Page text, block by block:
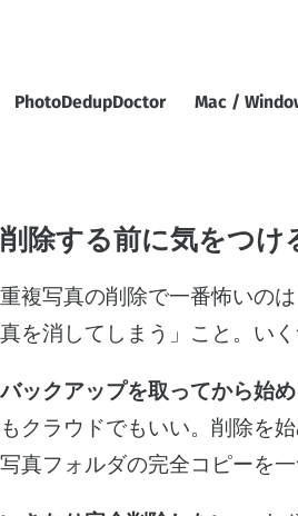
PhotoDedupDoctor Mac /
削除する前に気をつけ
重複写真の削除で一番怖いの
真を消してしまう」こと。いく
バックアップを取ってから始め
もクラウドでもいい。削除を
写真フォルダの完全コピーを一